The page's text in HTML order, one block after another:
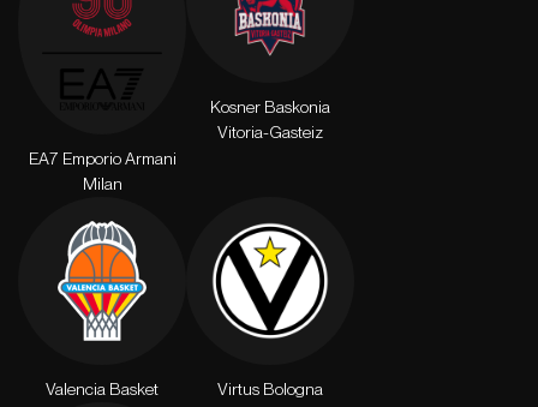
EA7 Emporio Armani
Milan
Kosner Baskonia
Vitoria-Gasteiz
Valencia Basket Virtus Bologna